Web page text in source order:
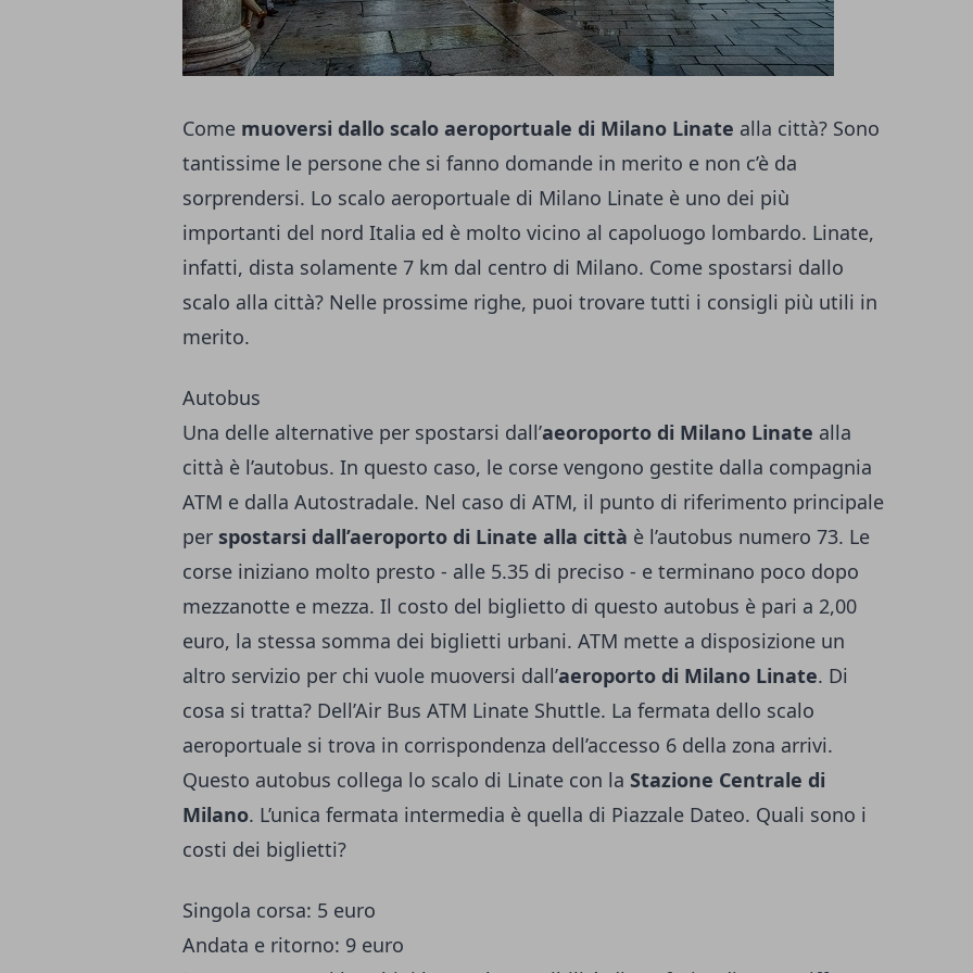
Come muoversi dallo scalo aeroportuale di Milano Linate alla città? Sono
tantissime le persone che si fanno domande in merito e non c’è da
sorprendersi. Lo scalo aeroportuale di Milano Linate è uno dei più
importanti del nord Italia ed è molto vicino al capoluogo lombardo. Linate,
infatti, dista solamente 7 km dal centro di Milano. Come spostarsi dallo
scalo alla città? Nelle prossime righe, puoi trovare tutti i consigli più utili in
merito.
Autobus
Una delle alternative per spostarsi dall’aeoroporto di Milano Linate alla
città è l’autobus. In questo caso, le corse vengono gestite dalla compagnia
ATM e dalla Autostradale. Nel caso di ATM, il punto di riferimento principale
per spostarsi dall’aeroporto di Linate alla città è l’autobus numero 73. Le
corse iniziano molto presto - alle 5.35 di preciso - e terminano poco dopo
mezzanotte e mezza. Il costo del biglietto di questo autobus è pari a 2,00
euro, la stessa somma dei biglietti urbani. ATM mette a disposizione un
altro servizio per chi vuole muoversi dall’aeroporto di Milano Linate. Di
cosa si tratta? Dell’Air Bus ATM Linate Shuttle. La fermata dello scalo
aeroportuale si trova in corrispondenza dell’accesso 6 della zona arrivi.
Questo autobus collega lo scalo di Linate con la Stazione Centrale di
Milano. L’unica fermata intermedia è quella di Piazzale Dateo. Quali sono i
costi dei biglietti?
Singola corsa: 5 euro
Andata e ritorno: 9 euro